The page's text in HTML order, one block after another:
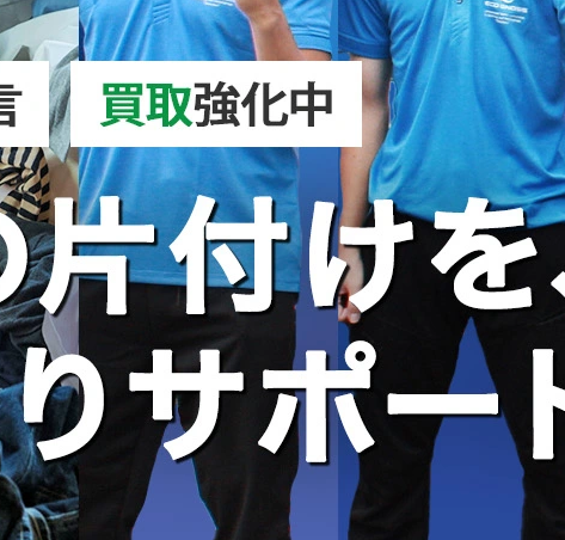
コーヒーメーカー処分｜正しい捨て方を徹底解説！無料で処